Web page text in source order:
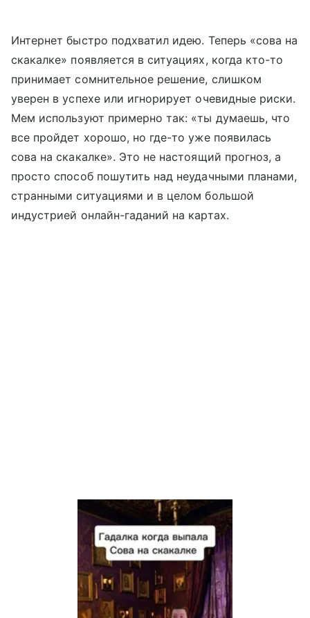
Интернет быстро подхватил идею. Теперь «сова на
скакалке» появляется в ситуациях, когда кто-то
принимает сомнительное решение, слишком
уверен в успехе или игнорирует очевидные риски.
Мем используют примерно так: «ты думаешь, что
все пройдет хорошо, но где-то уже появилась
сова на скакалке». Это не настоящий прогноз, а
просто способ пошутить над неудачными планами,
странными ситуациями и в целом большой
индустрией онлайн-гаданий на картах.